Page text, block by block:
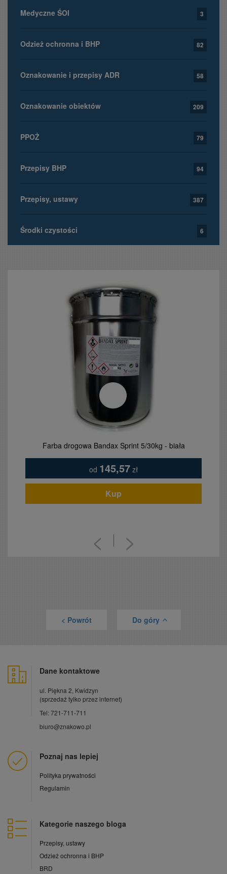
Medyczne ŚOI 3
Odzież ochronna i BHP 82
Oznakowanie i przepisy ADR 58
Oznakowanie obiektów 209
PPOŻ 79
Przepisy BHP 94
Przepisy, ustawy 387
Środki czystości 6
Farba drogowa Bandax Sprint 5/30kg - biała
od 145,57 zł
Kup
< >
< Powrót Do góry>
Dane kontaktowe
ul. Piękna 2, Kwidzyn
(sprzedaż tylko przez internet)
Tel: 721-711-711
biuro@znakowo.pl
Poznaj nas lepiej
Polityka prywatności
Regulamin
Kategorie naszego bloga
Przepisy, ustawy
Odzież ochronna i BHP
BRD